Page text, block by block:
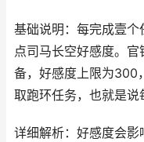
基础说明：每完成壹
点司马长空好感度。
备，好感度上限为300
取跑环任务，也就是说
详细解析：好感度会